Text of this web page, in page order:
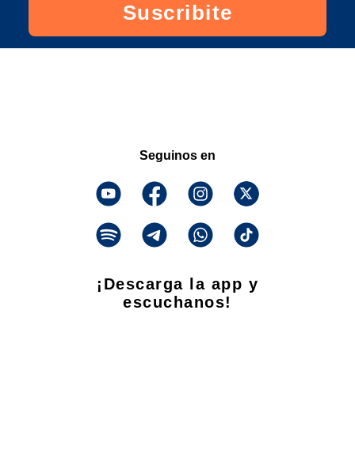
Suscribite
Seguinos en
¡Descarga la app y
escuchanos!